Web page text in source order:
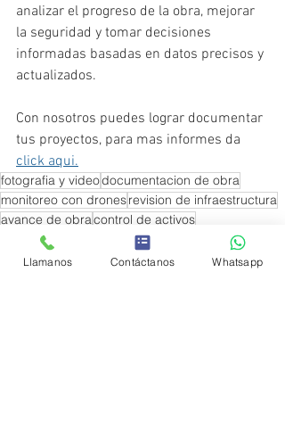
analizar el progreso de la obra, mejorar
la seguridad y tomar decisiones
informadas basadas en datos precisos y
actualizados.
Con nosotros puedes lograr documentar
tus proyectos, para mas informes da
click aqui.
fotografia y videodocumentacion de obra
monitoreo con dronesrevision de infraestructura
avance de obracontrol de activos
Llamanos Contáctanos Whatsapp